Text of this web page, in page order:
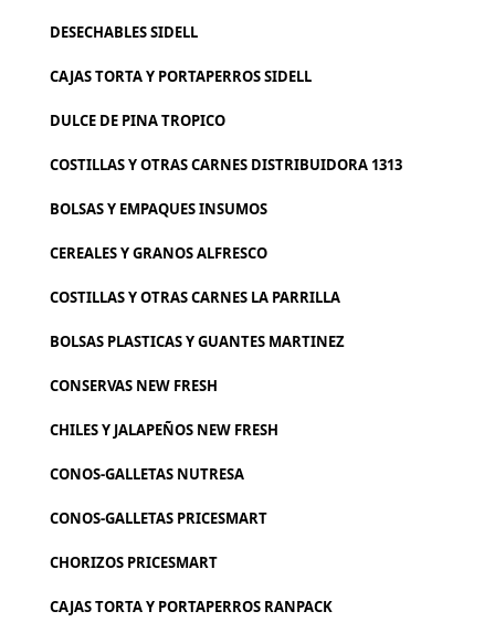
DESECHABLES SIDELL
CAJAS TORTA Y PORTAPERROS SIDELL
DULCE DE PINA TROPICO
COSTILLAS Y OTRAS CARNES DISTRIBUIDORA 1313
BOLSAS Y EMPAQUES INSUMOS
CEREALES Y GRANOS ALFRESCO
COSTILLAS Y OTRAS CARNES LA PARRILLA
BOLSAS PLASTICAS Y GUANTES MARTINEZ
CONSERVAS NEW FRESH
CHILES Y JALAPEÑOS NEW FRESH
CONOS-GALLETAS NUTRESA
CONOS-GALLETAS PRICESMART
CHORIZOS PRICESMART
CAJAS TORTA Y PORTAPERROS RANPACK